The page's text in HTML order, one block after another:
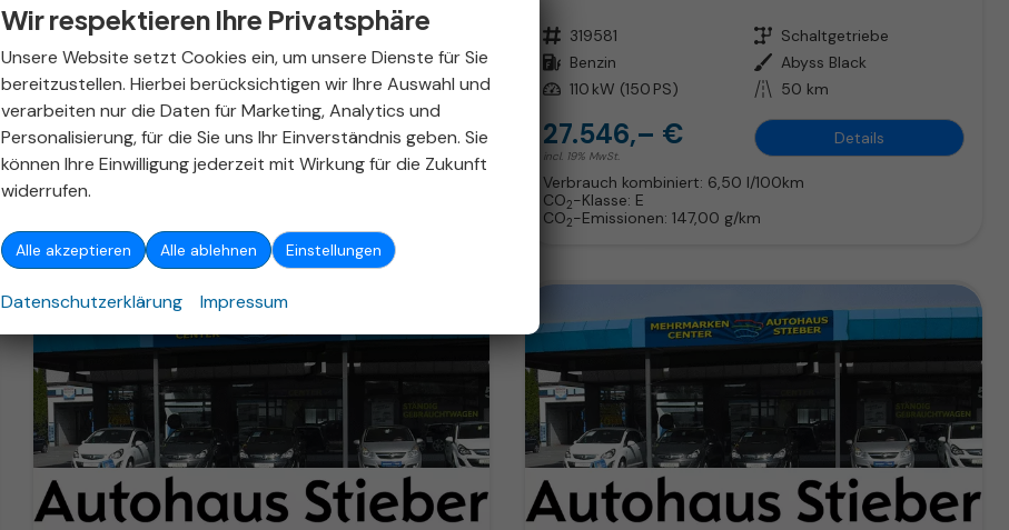
Fahrzeugnr. 305394 Getriebe
Schaltgetriebe
Kraftstoff Benzin Außenfarbe Abyss Black
Leistung 110 kW (150 PS) Kilometerstand 50 km
27.546,– €
incl. 19% MwSt.
Details
Verbrauch kombiniert:
CO -Klasse:
Fahrzeugnr. 319581 Getriebe Schaltgetriebe
Kraftstoff Benzin Außenfarbe Abyss Black
Leistung 110 kW (150 PS) Kilometerstand 50 km
27.546,– €
incl. 19% MwSt.
Details
Verbrauch kombiniert: 6,50 l/100km
CO2-Klasse: E
CO2-Emissionen:147,00 g/km
Wir respektieren Ihre Privatsphäre
Unsere Website setzt Cookies ein, um unsere Dienste für Sie
bereitzustellen. Hierbei berücksichtigen wir Ihre Auswahl und
verarbeiten nur die Daten für Marketing, Analytics und
Personalisierung, für die Sie uns Ihr Einverständnis geben. Sie
können Ihre Einwilligung jederzeit mit Wirkung für die Zukunft
widerrufen.
Alle akzeptieren Alle ablehnen Einstellungen
Datenschutzerklärung Impressum